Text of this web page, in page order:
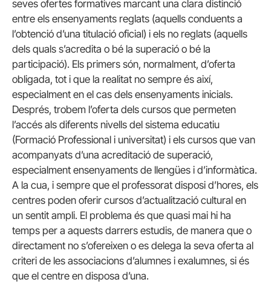
seves ofertes formatives marcant una clara distinció
entre els ensenyaments reglats (aquells conduents a
l’obtenció d’una titulació oficial) i els no reglats (aquells
dels quals s’acredita o bé la superació o bé la
participació). Els primers són, normalment, d’oferta
obligada, tot i que la realitat no sempre és així,
especialment en el cas dels ensenyaments inicials.
Després, trobem l’oferta dels cursos que permeten
l’accés als diferents nivells del sistema educatiu
(Formació Professional i universitat) i els cursos que van
acompanyats d’una acreditació de superació,
especialment ensenyaments de llengües i d’informàtica.
A la cua, i sempre que el professorat disposi d’hores, els
centres poden oferir cursos d’actualització cultural en
un sentit ampli. El problema és que quasi mai hi ha
temps per a aquests darrers estudis, de manera que o
directament no s’ofereixen o es delega la seva oferta al
criteri de les associacions d’alumnes i exalumnes, si és
que el centre en disposa d’una.